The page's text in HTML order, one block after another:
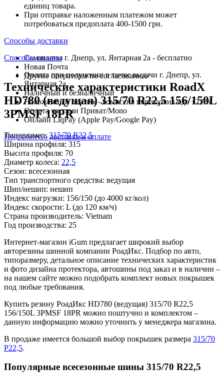
единиц товара.
При отправке наложенным платежом может
потребоваться предоплата 400-1500 грн.
Способы доставки
Самовывоз г. Днепр, ул. Янтарная 2а - бесплатно
Новая Почта
Другие операторы по согласованию
Способы оплаты
Оплата при получении в точке выдачи г. Днепр, ул.
Янтарная 2а
Наличный и безналичный
Наложенный платеж - комиссия перевозчика до +2,9%
Оплата частями Приват/Mono
Онлайн LiqPay (Apple Pay/Google Pay)
Подробнее о доставке и оплате
Технические характеристики RoadX
HD780 (ведущая) 315/70 R22,5 156/150L
3PMSF 18PR
Типоразмер:315/70 R22,5
Ширина профиля: 315
Высота профиля: 70
Диаметр колеса: 22,5
Сезон: всесезонная
Тип транспортного средства: ведущая
Шип/нешип: нешип
Индекс нагрузки: 156/150 (до 4000 кг/кол)
Индекс скорости: L (до 120 км/ч)
Страна производитель: Vietnam
Год производства: 25
Интернет-магазин iGum предлагает широкий выбор
авторезины шинной компании РоадИкс. Подбор по авто,
типоразмеру, детальное описание технических характеристик
и фото дизайна протектора, автошины под заказ и в наличии –
на нашем сайте можно подобрать комплект новых покрышек
под любые требования.
Купить резину РоадИкс HD780 (ведущая) 315/70 R22,5
156/150L 3PMSF 18PR можно поштучно и комплектом –
данную информацию можно уточнить у менеджера магазина.
В продаже имеется большой выбор покрышек размера 315/70
Р22,5.
Популярные всесезонные шины 315/70 R22,5